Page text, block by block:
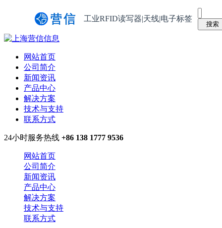
工业RFID读写器|天线|电子标签
网站首页
公司简介
新闻资讯
产品中心
解决方案
技术与支持
联系方式
24小时服务热线 +86 138 1777 9536
网站首页
公司简介
新闻资讯
产品中心
解决方案
技术与支持
联系方式